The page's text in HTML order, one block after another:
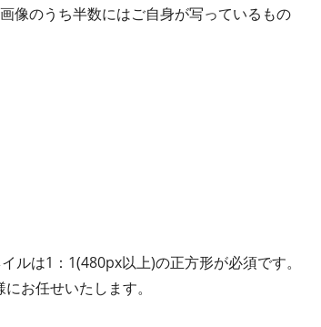
像のうち半数にはご自身が写っているもの
ルは1：1(480px以上)の正方形が必須です。
お任せいたします。